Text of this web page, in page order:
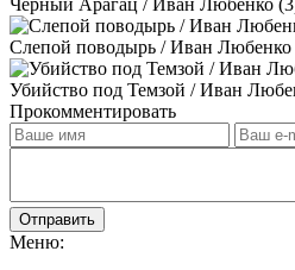
Слепой поводырь / Иван Любенко
Убийство под Темзой / Иван
Прокомментировать
Отправить
Меню: